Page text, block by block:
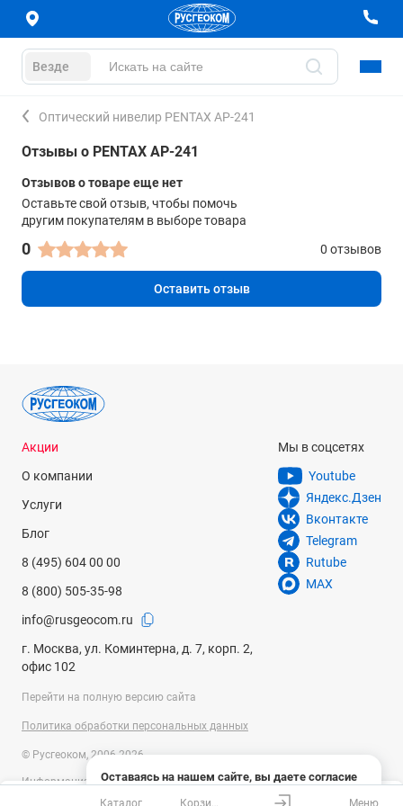
Везде
Оптический нивелир PENTAX AP-241
Отзывы о PENTAX AP-241
Отзывов о товаре еще нет
Оставьте свой отзыв, чтобы помочь
другим покупателям в выборе товара
0 0 отзывов
Оставить отзыв
Оставаясь на нашем сайте, вы даете согласие
на использование файлов cookies и сбор данных
Акции
О компании
Услуги
Блог
8 (495) 604 00 00
8 (800) 505-35-98
info@rusgeocom.ru
г. Москва, ул. Коминтерна, д. 7, корп. 2,
офис 102
Мы в соцсетях
Youtube
Яндекс.Дзен
Вконтакте
Telegram
Rutube
MAX
Перейти на полную версию сайта
Политика обработки персональных данных
© Русгеоком, 2006-2026
Информация на сайте носит справочный характер и не является
публичной офертой, определяемой положениями Статьи 437
Каталог Меню